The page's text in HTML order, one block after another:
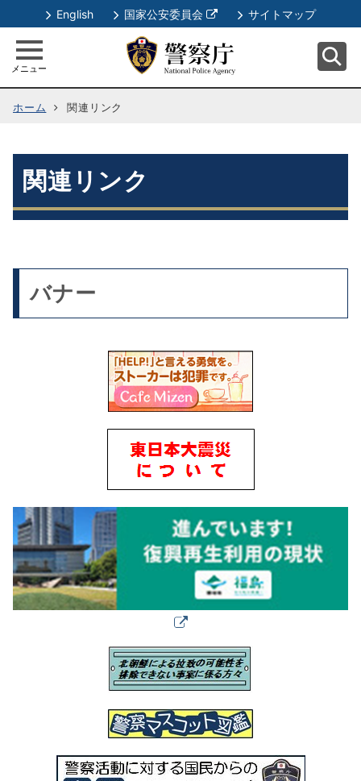
English 国家公安委員会
別
ウ
ィ
ン
ド
サイトマップ
メニュー
ホーム 関連リンク
関連リンク
バナー